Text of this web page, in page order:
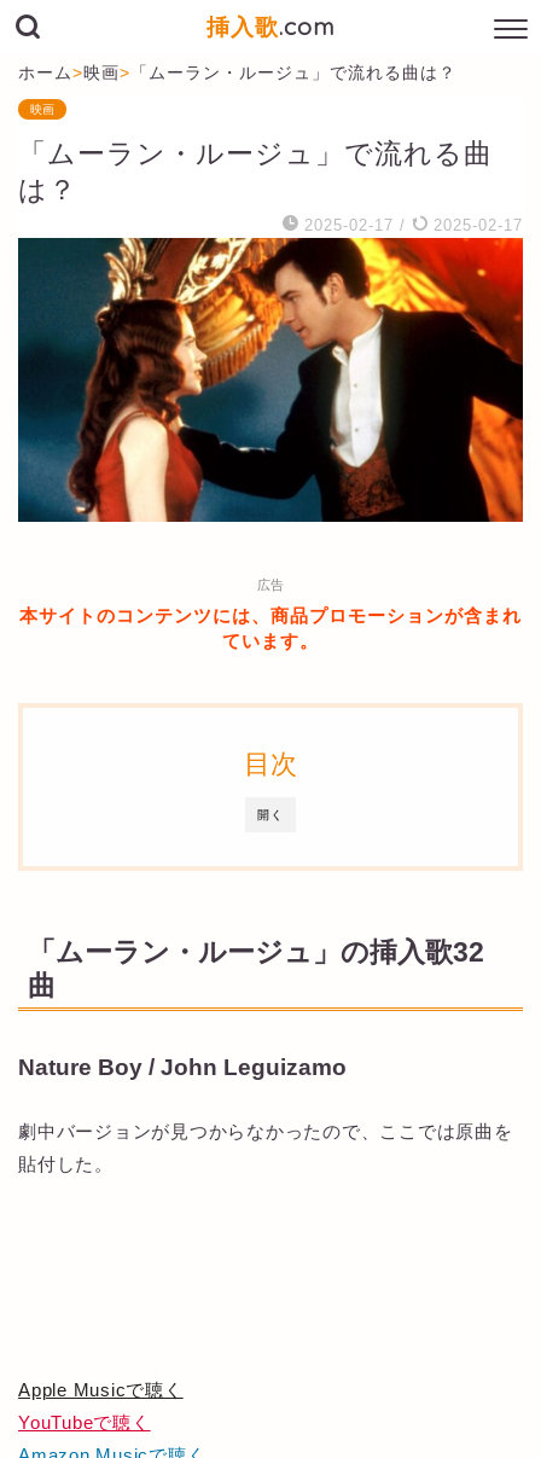
挿入歌.com
ホーム>映画> 「ムーラン・ルージュ」で流れる曲は？
映画
「ムーラン・ルージュ」で流れる曲
は？
2025-02-17 / 2025-02-17
広告
本サイトのコンテンツには、商品プロモーションが含まれ
ています。
開く
目次
「ムーラン・ルージュ」の挿入歌32
曲
Nature Boy / John Leguizamo
劇中バージョンが見つからなかったので、ここでは原曲を
貼付した。
Apple Musicで聴く
YouTubeで聴く